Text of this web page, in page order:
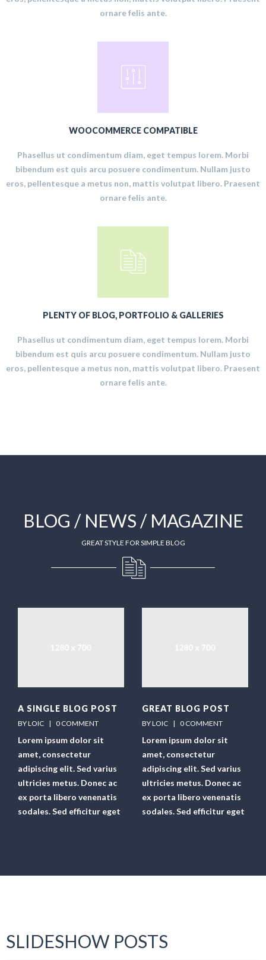
ornare felis ante.
WOOCOMMERCE COMPATIBLE
Phasellus ut condimentum diam, eget tempus lorem. Morbi
bibendum est quis arcu posuere condimentum. Nullam justo
eros, pellentesque a metus non, mattis volutpat libero. Praesent
ornare felis ante.
PLENTY OF BLOG, PORTFOLIO & GALLERIES
Phasellus ut condimentum diam, eget tempus lorem. Morbi
bibendum est quis arcu posuere condimentum. Nullam justo
eros, pellentesque a metus non, mattis volutpat libero. Praesent
ornare felis ante.
BLOG / NEWS / MAGAZINE
GREAT STYLE FOR SIMPLE BLOG
A SINGLE BLOG POST
BY LOIC    | 0 COMMENT
Lorem ipsum dolor sit
amet, consectetur
adipiscing elit. Sed varius
ultricies metus. Donec ac
ex porta libero venenatis
sodales. Sed efficitur eget
GREAT BLOG POST
BY LOIC    | 0 COMMENT
Lorem ipsum dolor sit
amet, consectetur
adipiscing elit. Sed varius
ultricies metus. Donec ac
ex porta libero venenatis
sodales. Sed efficitur eget
SLIDESHOW POSTS